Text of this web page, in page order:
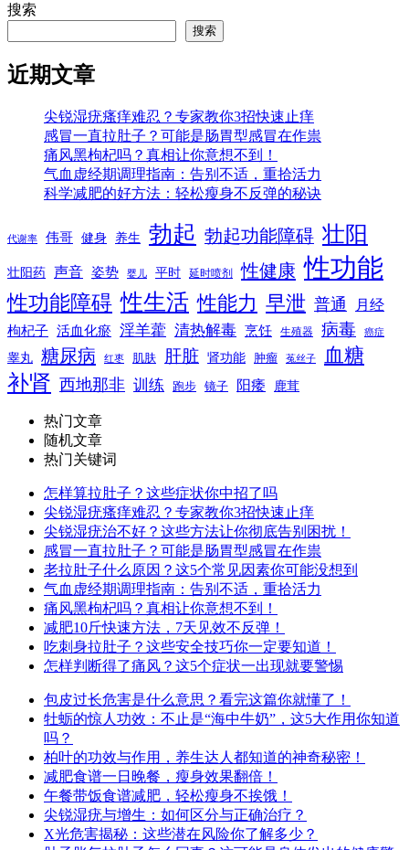
搜索
搜索
近期文章
尖锐湿疣瘙痒难忍？专家教你3招快速止痒
感冒一直拉肚子？可能是肠胃型感冒在作祟
痛风黑枸杞吗？真相让你意想不到！
气血虚经期调理指南：告别不适，重拾活力
科学减肥的好方法：轻松瘦身不反弹的秘诀
代谢率 伟哥 健身 养生 勃起 勃起功能障碍 壮阳
壮阳药 声音 姿势 婴儿 平时 延时喷剂 性健康 性功能
性功能障碍 性生活 性能力 早泄 普通 月经
枸杞子 活血化瘀 淫羊藿 清热解毒 烹饪 生殖器 病毒 癌症
睾丸 糖尿病 红枣 肌肤 肝脏 肾功能 肿瘤 菟丝子 血糖
补肾 西地那非 训练 跑步 镜子 阳痿 鹿茸
热门文章
随机文章
热门关键词
怎样算拉肚子？这些症状你中招了吗
尖锐湿疣瘙痒难忍？专家教你3招快速止痒
尖锐湿疣治不好？这些方法让你彻底告别困扰！
感冒一直拉肚子？可能是肠胃型感冒在作祟
老拉肚子什么原因？这5个常见因素你可能没想到
气血虚经期调理指南：告别不适，重拾活力
痛风黑枸杞吗？真相让你意想不到！
减肥10斤快速方法，7天见效不反弹！
吃刺身拉肚子？这些安全技巧你一定要知道！
怎样判断得了痛风？这5个症状一出现就要警惕
包皮过长危害是什么意思？看完这篇你就懂了！
牡蛎的惊人功效：不止是“海中牛奶”，这5大作用你知道
吗？
柏叶的功效与作用，养生达人都知道的神奇秘密！
减肥食谱一日晚餐，瘦身效果翻倍！
午餐带饭食谱减肥，轻松瘦身不挨饿！
尖锐湿疣与增生：如何区分与正确治疗？
X光危害揭秘：这些潜在风险你了解多少？